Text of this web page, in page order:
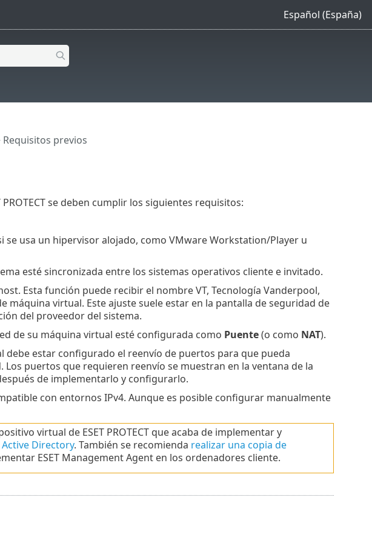
Español (España)
Requisitos previos
se deben cumplir los siguientes requisitos:
se usa un hipervisor alojado, como VMware Workstation/Player u
esté sincronizada entre los sistemas operativos cliente e invitado.
Esta función puede recibir el nombre VT, Tecnología Vanderpool,
máquina virtual. Este ajuste suele estar en la pantalla de seguridad de
del proveedor del sistema.
de su máquina virtual esté configurada como Puente(o como NAT).
debe estar configurado el reenvío de puertos para que pueda
Los puertos que requieren reenvío se muestran en la ventana de la
de implementarlo y configurarlo.
con entornos IPv4. Aunque es posible configurar manualmente
virtual de ESET PROTECT que acaba de implementar y
Active Directory. También se recomienda realizar una copia de
ESET Management Agent en los ordenadores cliente.